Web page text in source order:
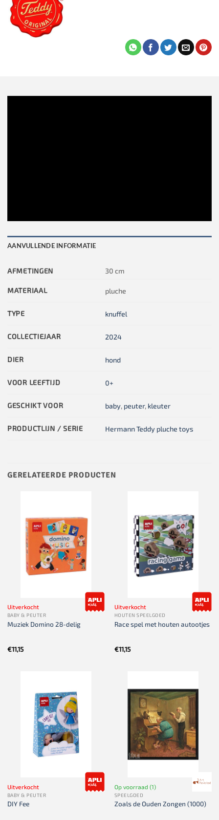
AANVULLENDE INFORMATIE
AFMETINGEN 30 cm
MATERIAAL pluche
TYPE knuffel
COLLECTIEJAAR 2024
DIER hond
VOOR LEEFTIJD 0+
GESCHIKT VOOR baby, peuter, kleuter
PRODUCTLIJN / SERIE Hermann Teddy pluche toys
GERELATEERDE PRODUCTEN
Uitverkocht
BABY & PEUTER
Muziek Domino 28-delig
€11,15
Uitverkocht
HOUTEN SPEELGOED
Race spel met houten autootjes
€11,15
Uitverkocht
BABY & PEUTER
DIY Fee
Op voorraad (1)
SPEELGOED
Zoals de Ouden Zongen (1000)